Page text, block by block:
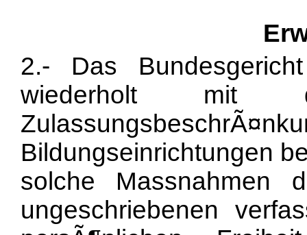
2.- Das
wiederholt mit
Bildungseinrichtungen
solche Massnahmen
ungeschriebenen